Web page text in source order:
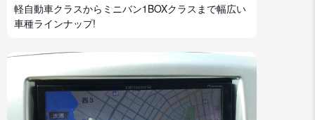
軽自動車クラスからミニバン1BOXクラスまで幅広い
車種ラインナップ!